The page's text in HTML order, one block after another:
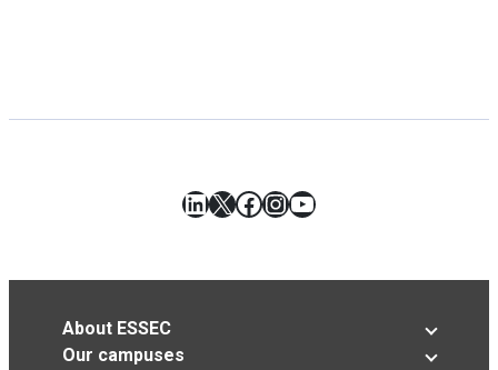
LinkedIn
X Facebook
Instagram
YouTube
About ESSEC
Our campuses